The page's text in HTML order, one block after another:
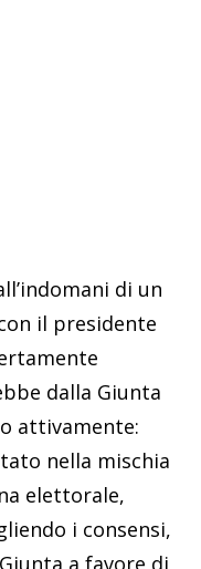
di un
il presidente
dalla Giunta
attivamente:
nella mischia
elettorale,
i consensi,
a favore di